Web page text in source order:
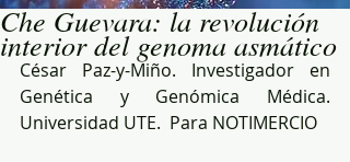
Che Guevara: la revolución
interior del genoma asmático
César Paz-y-Miño. Investigador en
Genética y Genómica Médica.
Universidad UTE.  Para NOTIMERCIO